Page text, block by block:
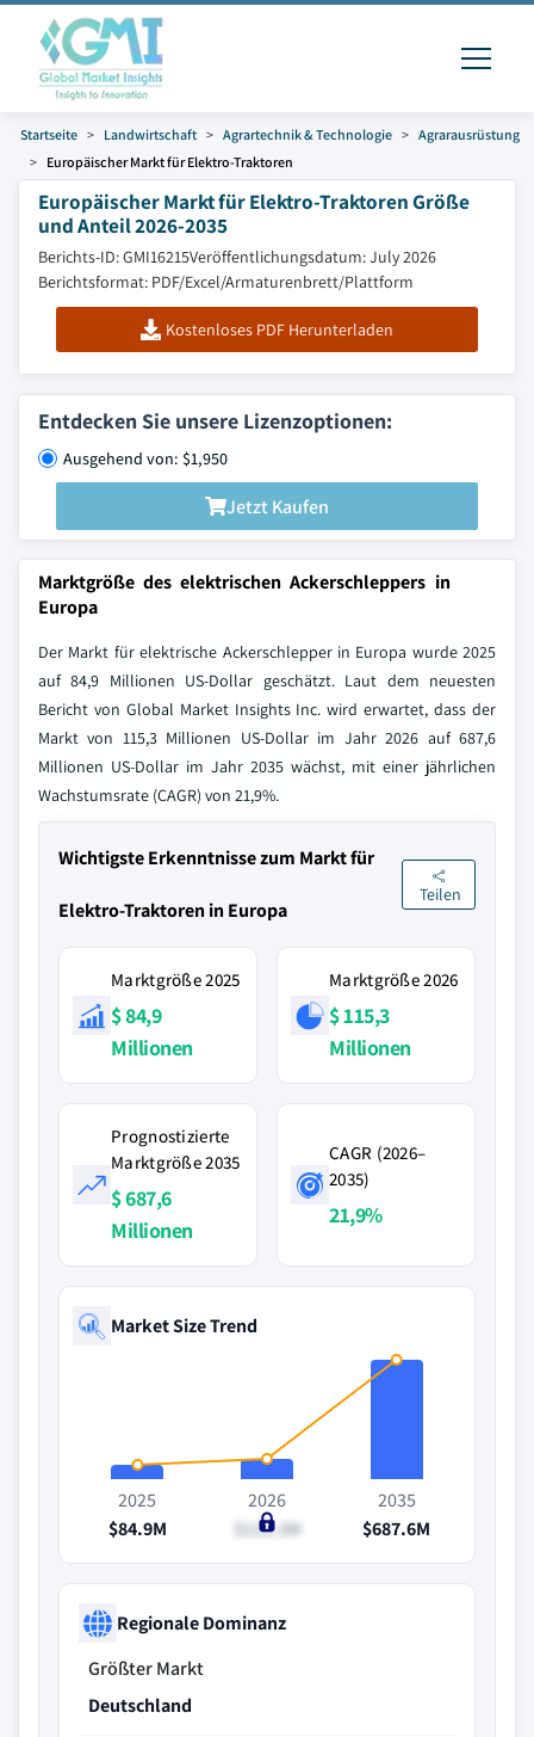
Startseite Landwirtschaft Agrartechnik & Technologie
Agrarausrüstung
Europäischer Markt für Elektro-Traktoren
Europäischer Markt für Elektro-Traktoren Größe
und Anteil 2026-2035
Berichts-ID: GMI16215Veröffentlichungsdatum: July 2026
Berichtsformat: PDF/Excel/Armaturenbrett/Plattform
Kostenloses PDF Herunterladen
Entdecken Sie unsere Lizenzoptionen:
Ausgehend von: $1,950
Jetzt Kaufen
Marktgröße des elektrischen Ackerschleppers in
Europa
Der Markt für elektrische Ackerschlepper in Europa wurde 2025
auf 84,9 Millionen US-Dollar geschätzt. Laut dem neuesten
Bericht von Global Market Insights Inc. wird erwartet, dass der
Markt von 115,3 Millionen US-Dollar im Jahr 2026 auf 687,6
Millionen US-Dollar im Jahr 2035 wächst, mit einer jährlichen
Wachstumsrate (CAGR) von 21,9%.
Wichtigste Erkenntnisse zum Markt für
Elektro-Traktoren in Europa
Teilen
Marktgröße 2025
$ 84,9
Millionen
Marktgröße 2026
$ 115,3
Millionen
Prognostizierte
Marktgröße 2035
$ 687,6
Millionen
CAGR (2026–
2035)
21,9%
Market Size Trend
2025
$84.9M
2026
$115.3M
2035
$687.6M
Regionale Dominanz
Größter Markt
Deutschland